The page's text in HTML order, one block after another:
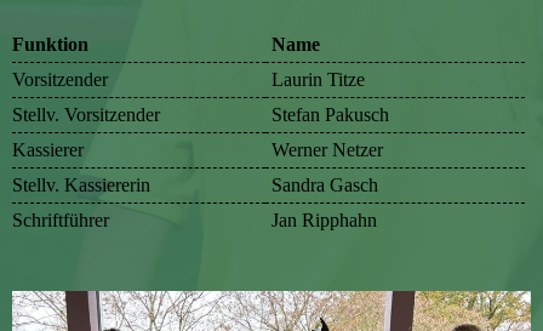
Funktion
Name
Vorsitzender
Laurin Titze
Stellv. Vorsitzender
Stefan Pakusch
Kassierer
Werner Netzer
Stellv. Kassiererin
Sandra Gasch
Schriftführer
Jan Ripphahn